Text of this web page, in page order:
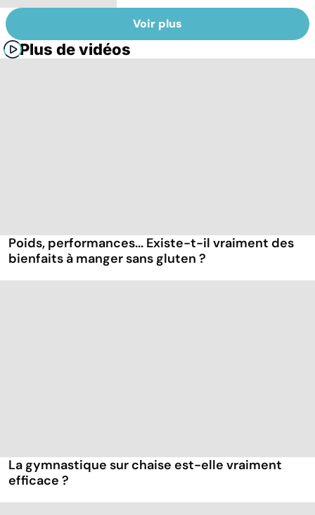
Voir plus
Plus de vidéos
Poids, performances... Existe-t-il vraiment des
bienfaits à manger sans gluten ?
La gymnastique sur chaise est-elle vraiment
efficace ?